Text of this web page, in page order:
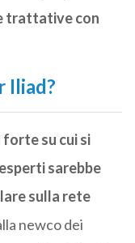
trattative con
Iliad?
su cui si
sarebbe
sulla rete
newco dei